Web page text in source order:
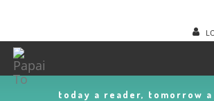
today a reader, tomorrow